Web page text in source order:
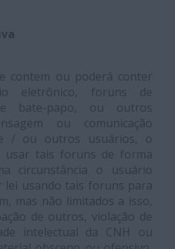
contem ou poderá conter
eletrônico, foruns de
bate-papo, ou outros
ou comunicação
/ ou outros usuários, o
usar tais foruns de forma
circunstância o usuário
lei usando tais foruns para
mas não limitados a isso,
de outros, violação de
intelectual da CNH ou